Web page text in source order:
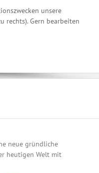
unsere
rechts). Gern bearbeiten
neue gründliche
heutigen Welt mit